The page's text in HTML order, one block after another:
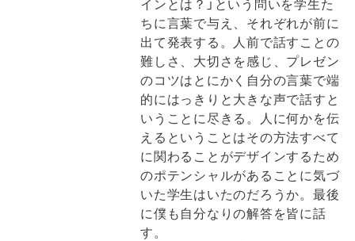
ちに言葉で与え、それぞれが前に
出て発表する。人前で話すことの
難しさ、大切さを感じ、プレゼン
のコツはとにかく自分の言葉で端
的にはっきりと大きな声で話すと
いうことに尽きる。人に何かを伝
えるということはその方法すべて
に関わることがデザインするため
のポテンシャルがあることに気づ
いた学生はいたのだろうか。最後
に僕も自分なりの解答を皆に話
す。